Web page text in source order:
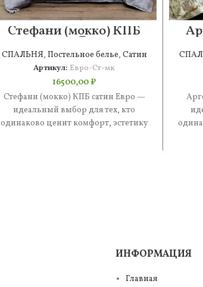
Стефани (мокко) КПБ
сатин Евро
СПАЛЬНЯ, Постельное белье, Сатин
Артикул: Евро-Ст-мк
16500,00₽
Стефани (мокко) КПБ сатин Евро —
идеальный выбор для тех, кто
одинаково ценит комфорт, эстетику
ИНФОРМАЦИЯ
Главная